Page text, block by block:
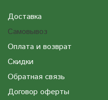
Доставка
Самовывоз
Оплата и возврат
Скидки
Обратная связь
Договор оферты